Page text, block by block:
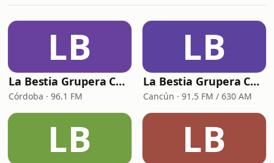
LB
La Bestia Grupera Córdoba
Córdoba · 96.1 FM
LB
La Bestia Grupera Cancún
Cancún · 91.5 FM / 630 AM
LB LB